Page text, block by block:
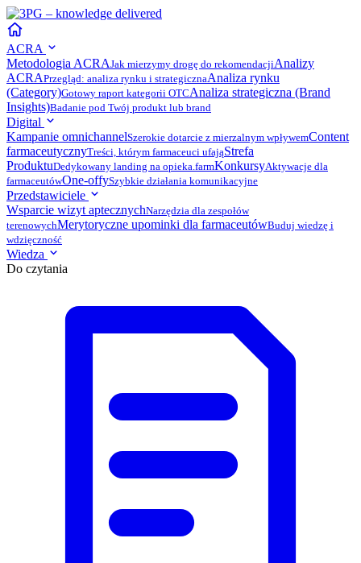
ACRA
Metodologia ACRAJak mierzymy drogę do rekomendacjiAnalizy
ACRAPrzegląd: analiza rynku i strategicznaAnaliza rynku
(Category)Gotowy raport kategorii OTCAnaliza strategiczna (Brand
Insights)Badanie pod Twój produkt lub brand
Digital
Kampanie omnichannelSzerokie dotarcie z mierzalnym wpływemContent
farmaceutycznyTreści, którym farmaceuci ufająStrefa
ProduktuDedykowany landing na opieka.farmKonkursyAktywacje dla
farmaceutówOne-offySzybkie działania komunikacyjne
Przedstawiciele
Wsparcie wizyt aptecznychNarzędzia dla zespołów
terenowychMerytoryczne upominki dla farmaceutówBuduj wiedzę i
wdzięczność
Wiedza
Do czytania